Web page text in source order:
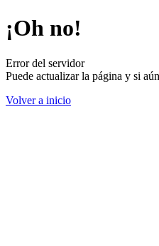
¡Oh no!
Error del servidor
Puede actualizar la página y si
Volver a inicio